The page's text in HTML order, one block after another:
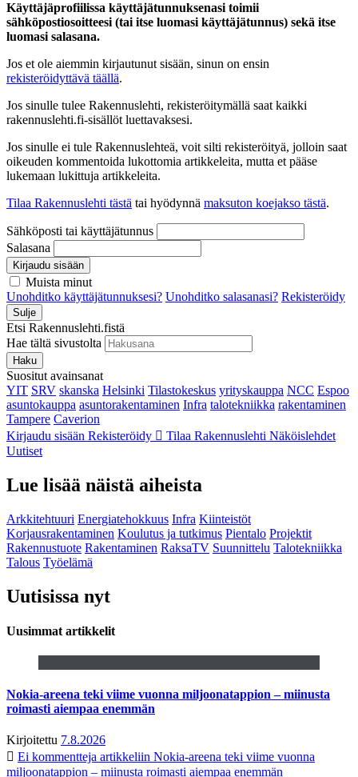
Käyttäjäprofiilissa käyttäjätunnuksenasi toimii
sähköpostiosoitteesi (tai itse luomasi käyttäjätunnus) sekä itse
luomasi salasana.
Jos et ole aiemmin kirjautunut sisään, sinun on ensin
rekisteröidyttävä täällä.
Jos sinulle tulee Rakennuslehti, rekisteröitymällä saat kaikki
rakennuslehti.fi-sisällöt luettavaksesi.
Jos sinulle ei tule Rakennuslehteä, voit silti rekisteröityä, jolloin saat
oikeuden kommentoida lukottomia artikkeleita, mutta et pääse
lukemaan lukittuja artikkeleita.
Tilaa Rakennuslehti tästä tai hyödynnä maksuton koejakso tästä.
Sähköposti tai käyttäjätunnus
Salasana
Kirjaudu sisään
Muista minut
Unohditko käyttäjätunnuksesi? Unohditko salasanasi? Rekisteröidy
Sulje
Etsi Rakennuslehti.fistä
Hae tältä sivustolta
Haku
Suositut avainsanat
YIT SRV skanska Helsinki Tilastokeskus yrityskauppa NCC Espoo
asuntokauppa asuntorakentaminen Infra talotekniikka rakentaminen
Tampere Caverion
Kirjaudu sisään Rekisteröidy Tilaa Rakennuslehti Näköislehdet
Uutiset
Lue lisää näistä aiheista
Arkkitehtuuri Energiatehokkuus Infra Kiinteistöt
Korjausrakentaminen Koulutus ja tutkimus Pientalo Projektit
Rakennustuote Rakentaminen RaksaTV Suunnittelu Talotekniikka
Talous Työelämä
Uutisissa nyt
Uusimmat artikkelit
Nokia-areena teki viime vuonna miljoonatappion – miinusta
roimasti aiempaa enemmän
Kirjoitettu 7.8.2026
Ei kommentteja artikkeliin Nokia-areena teki viime vuonna
miljoonatappion – miinusta roimasti aiempaa enemmän